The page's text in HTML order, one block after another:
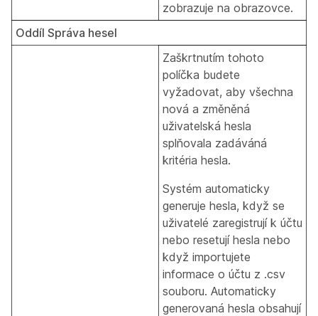
zobrazuje na obrazovce.
Oddíl Správa hesel
Zaškrtnutím tohoto
políčka budete
vyžadovat, aby všechna
nová a změněná
uživatelská hesla
splňovala zadáváná
kritéria hesla.
Systém automaticky
generuje hesla, když se
uživatelé zaregistrují k účtu
nebo resetují hesla nebo
když importujete
informace o účtu z .csv
souboru. Automaticky
generovaná hesla obsahují